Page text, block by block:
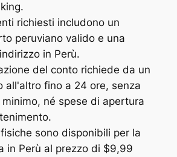
richiesti includono un
peruviano valido e una
in Perù.
del conto richiede da un
all'altro fino a 24 ore, senza
né spese di apertura
sono disponibili per la
in Perù al prezzo di $9,99